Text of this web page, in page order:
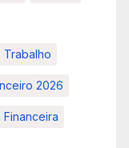
2026